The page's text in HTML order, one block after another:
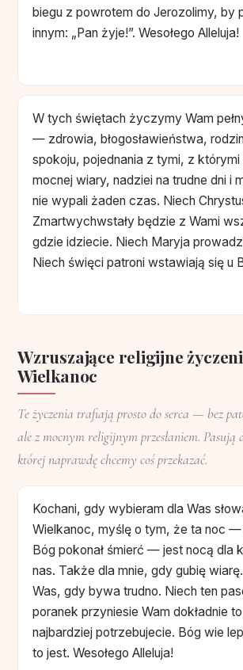
biegu z powrotem do Jerozolimy, by
innym: „Pan żyje!”. Wesołego Alleluja!
W tych świętach życzymy Wam
— zdrowia, błogosławieństwa,
spokoju, pojednania z tymi, z którymi
mocnej wiary, nadziei na trudne dni i
nie wypali żaden czas. Niech
Zmartwychwstały będzie z Wami
gdzie idziecie. Niech Maryja
Niech święci patroni wstawiają się u
Wzruszające religijne
Wielkanoc
Te życzenia trafiają prosto do serca — bez
ale z mocnym religijnym przesłaniem. Pasują
której naprawdę chcemy coś przekazać.
Kochani, gdy wybieram dla Was
Wielkanoc, myślę o tym, że ta noc
Bóg pokonał śmierć — jest nocą dla
nas. Także dla mnie, gdy gubię
Was, gdy bywa trudno. Niech ten
poranek przyniesie Wam dokładnie
najbardziej potrzebujecie. Bóg wie
to jest. Wesołego Alleluja!